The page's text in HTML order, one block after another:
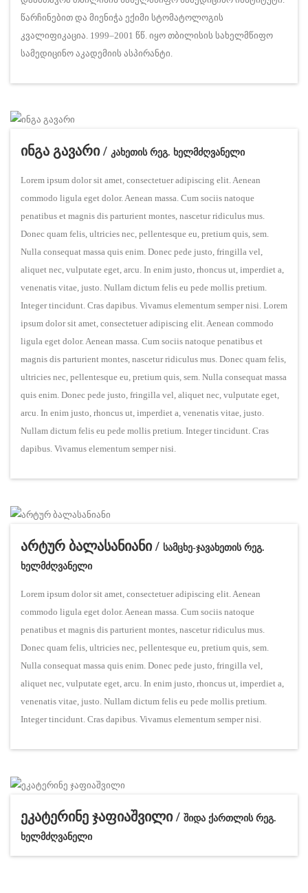
წარჩინებით და მიენიჭა ექიმი სტომატოლოგის
კვალიფიკაცია. 1999–2001 წწ. იყო თბილისის სახელმწიფო
სამედიცინო აკადემიის ასპირანტი.
ინგა გავარი / კახეთის რეგ. ხელმძღვანელი
Lorem ipsum dolor sit amet, consectetuer adipiscing elit. Aenean
commodo ligula eget dolor. Aenean massa. Cum sociis natoque
penatibus et magnis dis parturient montes, nascetur ridiculus mus.
Donec quam felis, ultricies nec, pellentesque eu, pretium quis, sem.
Nulla consequat massa quis enim. Donec pede justo, fringilla vel,
aliquet nec, vulputate eget, arcu. In enim justo, rhoncus ut, imperdiet a,
venenatis vitae, justo. Nullam dictum felis eu pede mollis pretium.
Integer tincidunt. Cras dapibus. Vivamus elementum semper nisi. Lorem
ipsum dolor sit amet, consectetuer adipiscing elit. Aenean commodo
ligula eget dolor. Aenean massa. Cum sociis natoque penatibus et
magnis dis parturient montes, nascetur ridiculus mus. Donec quam felis,
ultricies nec, pellentesque eu, pretium quis, sem. Nulla consequat massa
quis enim. Donec pede justo, fringilla vel, aliquet nec, vulputate eget,
arcu. In enim justo, rhoncus ut, imperdiet a, venenatis vitae, justo.
Nullam dictum felis eu pede mollis pretium. Integer tincidunt. Cras
dapibus. Vivamus elementum semper nisi.
არტურ ბალასანიანი / სამცხე-ჯავახეთის რეგ.
ხელმძღვანელი
Lorem ipsum dolor sit amet, consectetuer adipiscing elit. Aenean
commodo ligula eget dolor. Aenean massa. Cum sociis natoque
penatibus et magnis dis parturient montes, nascetur ridiculus mus.
Donec quam felis, ultricies nec, pellentesque eu, pretium quis, sem.
Nulla consequat massa quis enim. Donec pede justo, fringilla vel,
aliquet nec, vulputate eget, arcu. In enim justo, rhoncus ut, imperdiet a,
venenatis vitae, justo. Nullam dictum felis eu pede mollis pretium.
Integer tincidunt. Cras dapibus. Vivamus elementum semper nisi.
ეკატერინე ჯაფიაშვილი / შიდა ქართლის რეგ.
ხელმძღვანელი